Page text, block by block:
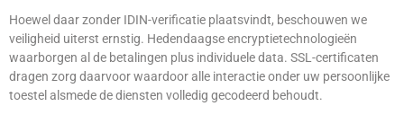
Hoewel daar zonder IDIN-verificatie plaatsvindt, beschouwen we
veiligheid uiterst ernstig. Hedendaagse encryptietechnologieën
waarborgen al de betalingen plus individuele data. SSL-certificaten
dragen zorg daarvoor waardoor alle interactie onder uw persoonlijke
toestel alsmede de diensten volledig gecodeerd behoudt.